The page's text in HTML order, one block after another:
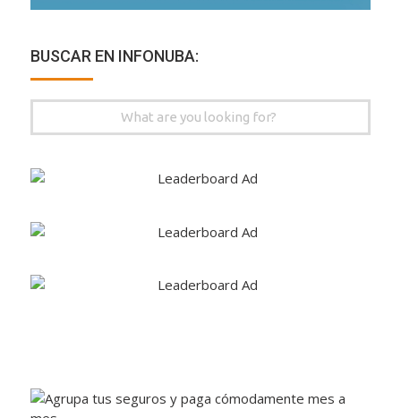
BUSCAR EN INFONUBA:
Search